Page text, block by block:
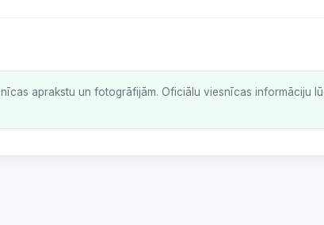
aprakstu un fotogrāfijām. Oficiālu viesnīcas informāciju